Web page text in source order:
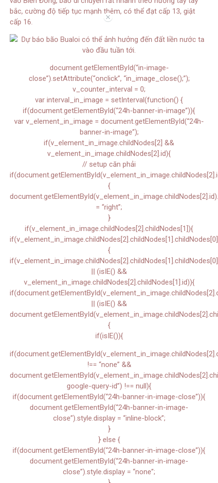
bắc, cường độ tiếp tục mạnh thêm, có thể đạt cấp 13, giật
cấp 16.
//
document.getElementById(“in-image-
close”).setAttribute(“onclick”, “in_image_close();”);
v_counter_interval = 0;
var interval_in_image = setInterval(function() {
if(document.getElementById(“24h-banner-in-image”)){
var v_element_in_image = document.getElementById(“24h-
banner-in-image”);
if(v_element_in_image.childNodes[2] &&
v_element_in_image.childNodes[2].id){
// setup căn phải
{
= “right”;
}
if(v_element_in_image.childNodes[2].childNodes[1]){
{
|| (isIE() &&
v_element_in_image.childNodes[2].childNodes[1].id)){
|| (isIE() &&
{
if(isIE()){
!== “none” &&
google-query-id”) !== null){
if(document.getElementById(“24h-banner-in-image-close”)){
document.getElementById(“24h-banner-in-image-
close”).style.display = “inline-block”;
}
} else {
if(document.getElementById(“24h-banner-in-image-close”)){
document.getElementById(“24h-banner-in-image-
close”).style.display = “none”;